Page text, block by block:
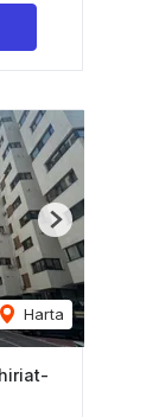
Harta
Next